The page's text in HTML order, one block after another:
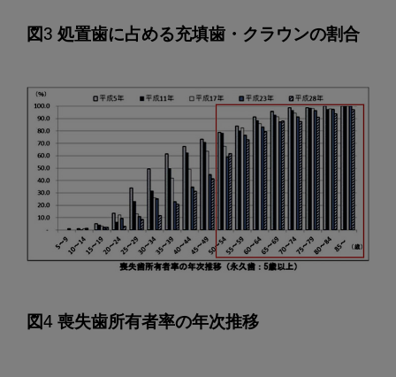
図3 処置歯に占める充填歯・クラウンの割合
図4 喪失歯所有者率の年次推移